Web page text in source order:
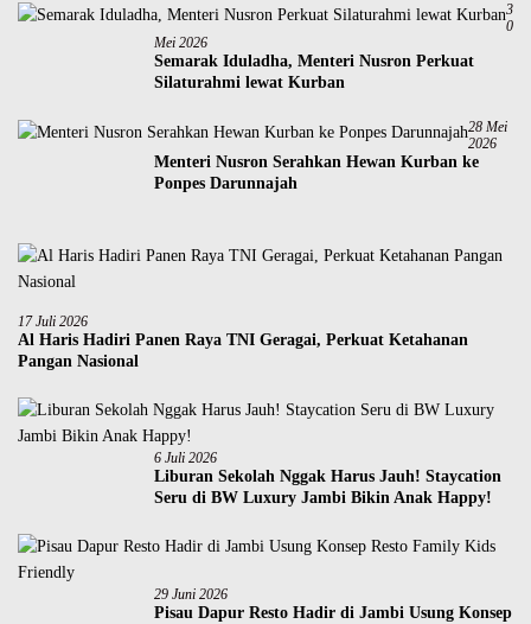
3
0
Mei 2026
Semarak Iduladha, Menteri Nusron Perkuat
Silaturahmi lewat Kurban
28 Mei
2026
Menteri Nusron Serahkan Hewan Kurban ke
Ponpes Darunnajah
17 Juli 2026
Al Haris Hadiri Panen Raya TNI Geragai, Perkuat Ketahanan
Pangan Nasional
6 Juli 2026
Liburan Sekolah Nggak Harus Jauh! Staycation
Seru di BW Luxury Jambi Bikin Anak Happy!
29 Juni 2026
Pisau Dapur Resto Hadir di Jambi Usung Konsep